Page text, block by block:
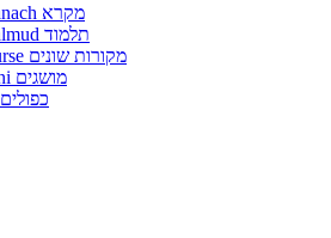
Din Tanach מקרא
Din Talmud תלמוד
Alte surse מקורות שונים
Termeni מושגים
Duble כפולים